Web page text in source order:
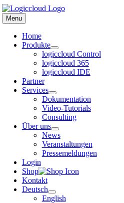
Zum
Inhalt
springen
Menu
Home
Produkte
logiccloud Control
logiccloud 365
logiccloud IDE
Partner
Services
Dokumentation
Video-Tutorials
Consulting
Über uns
News
Veranstaltungen
Pressemeldungen
Login
Shop
Kontakt
Deutsch
English